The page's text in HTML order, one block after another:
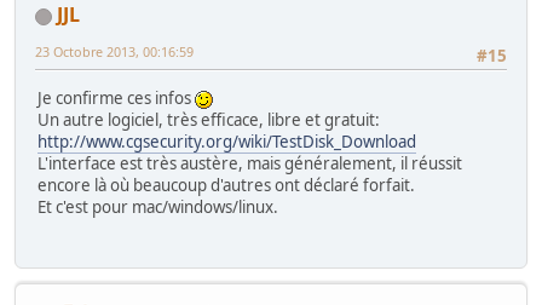
JJL
#15
23 Octobre 2013, 00:16:59
Je confirme ces infos
Un autre logiciel, très efficace, libre et gratuit:
http://www.cgsecurity.org/wiki/TestDisk_Download
L'interface est très austère, mais généralement, il réussit
encore là où beaucoup d'autres ont déclaré forfait.
Et c'est pour mac/windows/linux.